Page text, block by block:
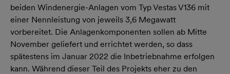
beiden Windenergie-Anlagen vom Typ Vestas V136 mit
einer Nennleistung von jeweils 3,6 Megawatt
vorbereitet. Die Anlagenkomponenten sollen ab Mitte
November geliefert und errichtet werden, so dass
spätestens im Januar 2022 die Inbetriebnahme erfolgen
kann. Während dieser Teil des Projekts eher zu den